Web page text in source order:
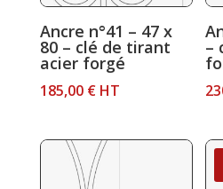
Ancre n°41 – 47 x
80 – clé de tirant
acier forgé
185,00 € HT
–